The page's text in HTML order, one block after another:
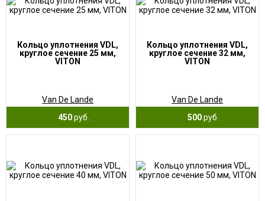
Кольцо уплотнения VDL,
круглое сечение 25 мм,
VITON
Van De Lande
450руб.
Кольцо уплотнения VDL,
круглое сечение 32 мм,
VITON
Van De Lande
500руб.